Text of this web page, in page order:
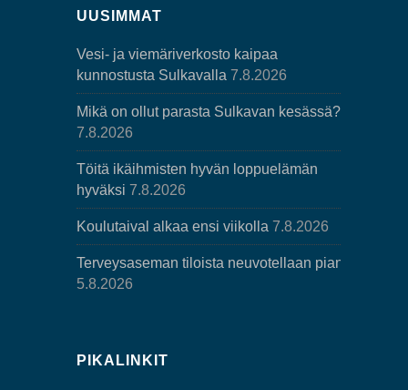
UUSIMMAT
Vesi- ja viemäriverkosto kaipaa
kunnostusta Sulkavalla 7.8.2026
Mikä on ollut parasta Sulkavan kesässä?
7.8.2026
Töitä ikäihmisten hyvän loppuelämän
hyväksi 7.8.2026
Koulutaival alkaa ensi viikolla 7.8.2026
Terveysaseman tiloista neuvotellaan pian
5.8.2026
PIKALINKIT